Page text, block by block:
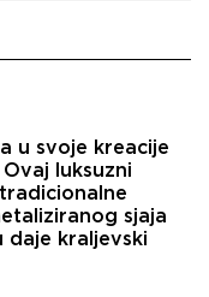
u svoje kreacije
luksuzni
sjaja
daje kraljevski